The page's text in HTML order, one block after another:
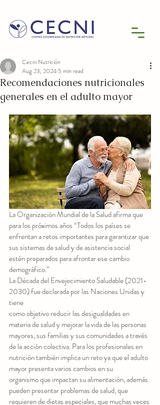
Recomendaciones nutricionales
generales en el adulto mayor
Cecni Nutrición
Aug 23, 2024 5 min read
La Organización Mundial de la Salud afirma que
para los próximos años “Todos los países se
enfrentan a retos importantes para garantizar que
sus sistemas de salud y de asistencia social
estén preparados para afrontar ese cambio
demográfico.”
La Década del Envejecimiento Saludable (2021-
2030) fue declarada por las Naciones Unidas y
tiene
como objetivo reducir las desigualdades en
materia de salud y mejorar la vida de las personas
mayores, sus familias y sus comunidades a través
de la acción colectiva. Para los profesionales en
nutrición también implica un reto ya que el adulto
mayor presenta varios cambios en su
organismo que impactan su alimentación, además
pueden presentar problemas de salud, que
requieren de dietas especiales, que muchas veces